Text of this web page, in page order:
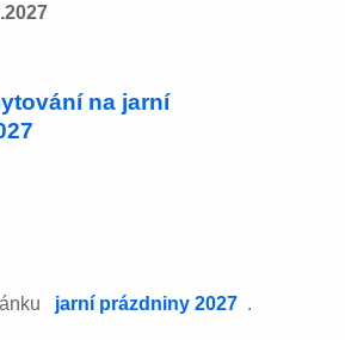
na jarní
jarní prázdniny 2027 .